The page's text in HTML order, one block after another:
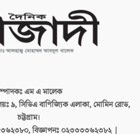
এম এ মালেক
৯, সিডিএ বাণিজ্যিক এলাকা, মোমিন রোড,
চট্টগ্রাম।
বিজ্ঞাপনঃ ০২৩৩৩৩৬২৩৮২ |